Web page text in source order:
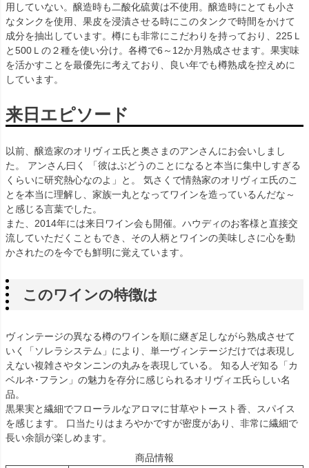
用していない。醸造時も二酸化硫黄は不使用。醸造時にとても小さ
なタンクを使用、果皮を浸漬させる時にこのタンクで時間をかけて
成分を抽出しています。樽にも非常にこだわりを持っており、225Ｌ
と500Ｌの２種を使い分け。各樽で6～12か月熟成させます。果実味
を活かすことを最優先に考えており、良い年でも樽熟成を控えめに
しています。
来日エピソード
以前、醸造家のオリヴィエ氏と奥さまのアンさんにお会いしまし
た。 アンさん曰く 「彼はぶどうのことになると本当に集中しすぎる
くらいに研究熱心なのよ」と。 気さくで情熱家のオリヴィエ氏のこ
とを本当に理解し、家族一丸となってワインを造っているんだな～
と感じる言葉でした。
また、2014年には来日ワイン会も開催。ハウディのお客様と直接交
流していただくこともでき、その人柄とワインの美味しさに心を動
かされたのを今でも鮮明に覚えています。
このワインの特徴は
ヴィンテージの異なる樽のワインを順に継ぎ足しながら熟成させて
いく「ソレラシステム」により、単一ヴィンテージだけでは表現し
えない複雑さやタンニンの丸みを表現している。 知る人ぞ知る「カ
ベルネ･フラン」の魅力を存分に感じられるオリヴィエ氏らしい名
品。
黒果実と繊細でフローラルなアロマに甘草やトースト香、スパイス
を感じます。 口当たりはまろやかですが密度があり、非常に繊細で
長い余韻が楽しめます。
商品情報